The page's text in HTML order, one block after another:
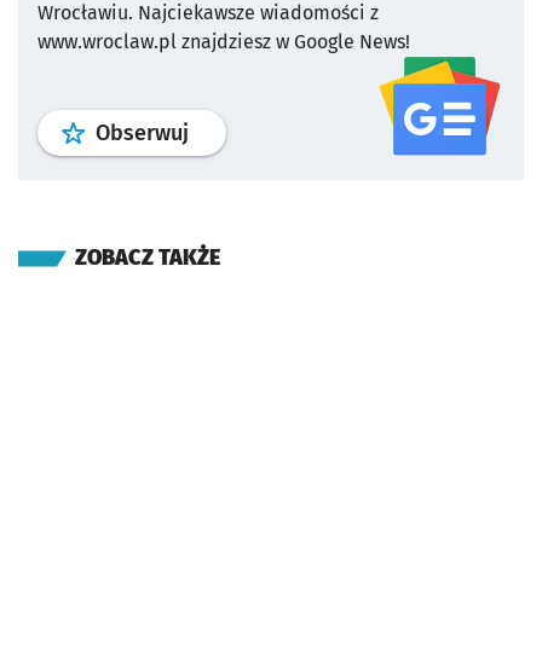
Wrocławiu. Najciekawsze wiadomości z
www.wroclaw.pl znajdziesz w Google News!
Obserwuj profil serwisu
ZOBACZ TAKŻE